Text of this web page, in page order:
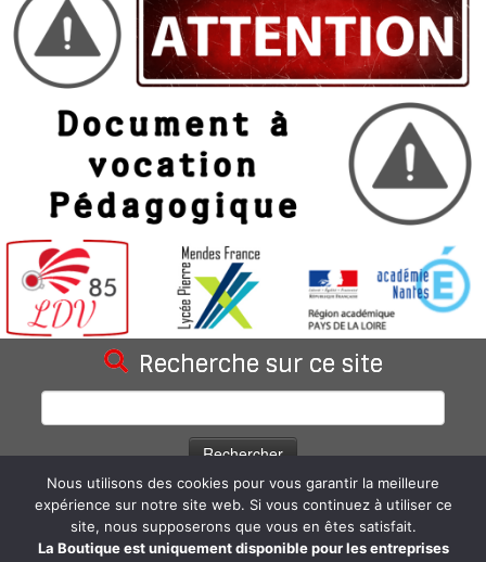
Recherche sur ce site
Statistiques du blog
66 962 visites depuis la création du site.
Nous utilisons des cookies pour vous garantir la meilleure
expérience sur notre site web. Si vous continuez à utiliser ce
site, nous supposerons que vous en êtes satisfait.
La Boutique est uniquement disponible pour les entreprises